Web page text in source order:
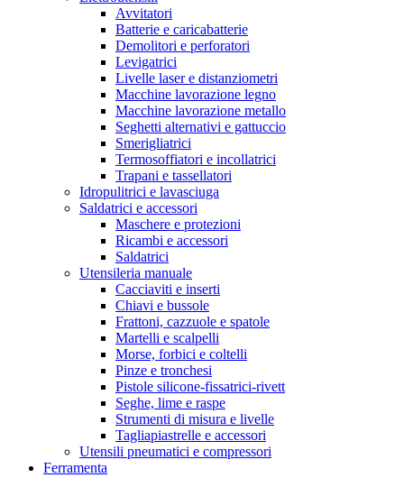
Avvitatori
Batterie e caricabatterie
Demolitori e perforatori
Levigatrici
Livelle laser e distanziometri
Macchine lavorazione legno
Macchine lavorazione metallo
Seghetti alternativi e gattuccio
Smerigliatrici
Termosoffiatori e incollatrici
Trapani e tassellatori
Idropulitrici e lavasciuga
Saldatrici e accessori
Maschere e protezioni
Ricambi e accessori
Saldatrici
Utensileria manuale
Cacciaviti e inserti
Chiavi e bussole
Frattoni, cazzuole e spatole
Martelli e scalpelli
Morse, forbici e coltelli
Pinze e tronchesi
Pistole silicone-fissatrici-rivett
Seghe, lime e raspe
Strumenti di misura e livelle
Tagliapiastrelle e accessori
Utensili pneumatici e compressori
Ferramenta